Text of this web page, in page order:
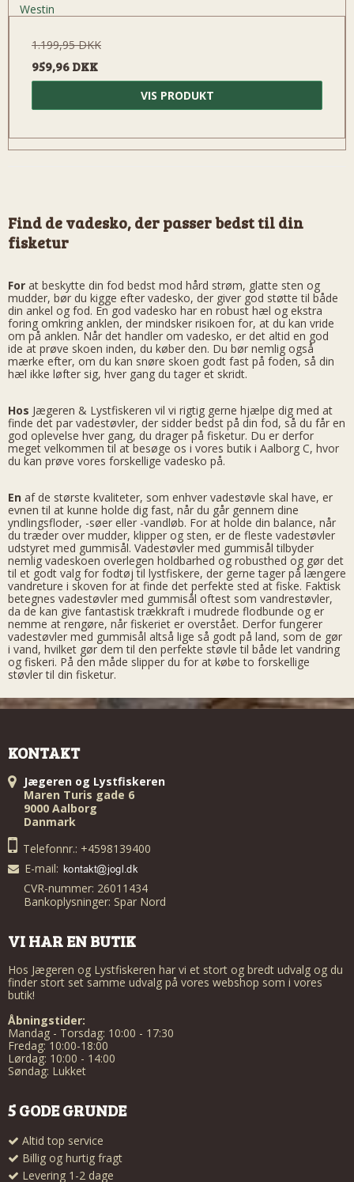
Westin
1.199,95 DKK
959,96 DKK
VIS PRODUKT
Find de vadesko, der passer bedst til din
fisketur
For at beskytte din fod bedst mod hård strøm, glatte sten og
mudder, bør du kigge efter vadesko, der giver god støtte til både
din ankel og fod. En god vadesko har en robust hæl og ekstra
foring omkring anklen, der mindsker risikoen for, at du kan vride
om på anklen. Når det handler om vadesko, er det altid en god
ide at prøve skoen inden, du køber den. Du bør nemlig også
mærke efter, om du kan snøre skoen godt fast på foden, så din
hæl ikke løfter sig, hver gang du tager et skridt.
Hos Jægeren & Lystfiskeren vil vi rigtig gerne hjælpe dig med at
finde det par vadestøvler, der sidder bedst på din fod, så du får en
god oplevelse hver gang, du drager på fisketur. Du er derfor
meget velkommen til at besøge os i vores butik i Aalborg C, hvor
du kan prøve vores forskellige vadesko på.
En af de største kvaliteter, som enhver vadestøvle skal have, er
evnen til at kunne holde dig fast, når du går gennem dine
yndlingsfloder, -søer eller -vandløb. For at holde din balance, når
du træder over mudder, klipper og sten, er de fleste vadestøvler
udstyret med gummisål. Vadestøvler med gummisål tilbyder
nemlig vadeskoen overlegen holdbarhed og robusthed og gør det
til et godt valg for fodtøj til lystfiskere, der gerne tager på længere
vandreture i skoven for at finde det perfekte sted at fiske. Faktisk
betegnes vadestøvler med gummisål oftest som vandrestøvler,
da de kan give fantastisk trækkraft i mudrede flodbunde og er
nemme at rengøre, når fiskeriet er overstået. Derfor fungerer
vadestøvler med gummisål altså lige så godt på land, som de gør
i vand, hvilket gør dem til den perfekte støvle til både let vandring
og fiskeri. På den måde slipper du for at købe to forskellige
støvler til din fisketur.
KONTAKT
Jægeren og Lystfiskeren
Maren Turis gade 6
9000 Aalborg
Danmark
Telefonnr.: +4598139400
E-mail:
CVR-nummer: 26011434
Bankoplysninger: Spar Nord
VI HAR EN BUTIK
Hos Jægeren og Lystfiskeren har vi et stort og bredt udvalg og du
finder stort set samme udvalg på vores webshop som i vores
butik!
Åbningstider:
Mandag - Torsdag: 10:00 - 17:30
Fredag: 10:00-18:00
Lørdag: 10:00 - 14:00
Søndag: Lukket
5 GODE GRUNDE
Altid top service
Billig og hurtig fragt
Levering 1-2 dage